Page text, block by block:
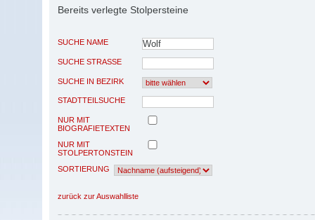
Bereits verlegte Stolpersteine
SUCHE NAME
SUCHE STRASSE
SUCHE IN BEZIRK
STADTTEILSUCHE
NUR MIT
BIOGRAFIETEXTEN
NUR MIT
STOLPERTONSTEIN
SORTIERUNG
zurück zur Auswahlliste